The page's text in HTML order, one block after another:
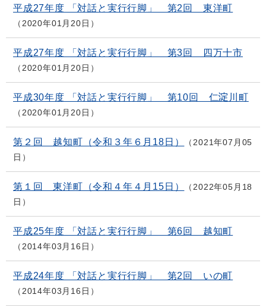
平成27年度 「対話と実行行脚」 第2回 東洋町
2020年01月20日
平成27年度 「対話と実行行脚」 第3回 四万十市
2020年01月20日
平成30年度 「対話と実行行脚」 第10回 仁淀川町
2020年01月20日
第２回 越知町（令和３年６月18日）
2021年07月05
日
第１回 東洋町（令和４年４月15日）
2022年05月18
日
平成25年度 「対話と実行行脚」 第6回 越知町
2014年03月16日
平成24年度 「対話と実行行脚」 第2回 いの町
2014年03月16日